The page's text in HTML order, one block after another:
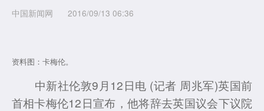
中国新闻网 2016/09/13 06:36
资料图：卡梅伦。
中新社伦敦9月12日电 (记者 周兆军)英国前
首相卡梅伦12日宣布，他将辞去英国议会下议院